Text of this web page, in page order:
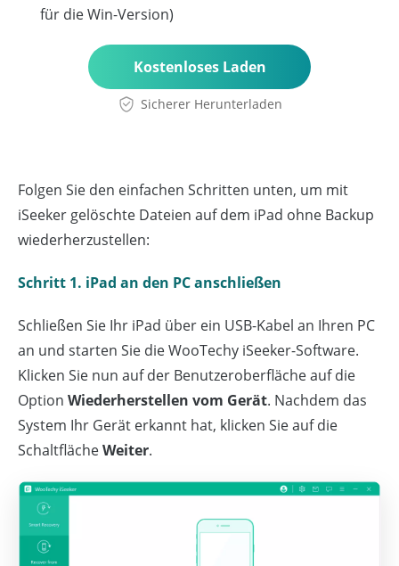
für die Win-Version)
Kostenloses Laden
Sicherer Herunterladen
Folgen Sie den einfachen Schritten unten, um mit
iSeeker gelöschte Dateien auf dem iPad ohne Backup
wiederherzustellen:
Schritt 1. iPad an den PC anschließen
Schließen Sie Ihr iPad über ein USB-Kabel an Ihren PC
an und starten Sie die WooTechy iSeeker-Software.
Klicken Sie nun auf der Benutzeroberfläche auf die
Option Wiederherstellen vom Gerät. Nachdem das
System Ihr Gerät erkannt hat, klicken Sie auf die
SchaltflächeWeiter.